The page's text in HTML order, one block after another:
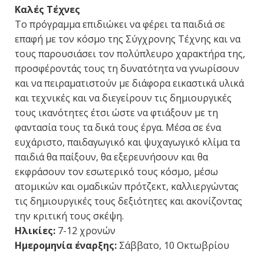
Καλές Τέχνες
Το πρόγραμμα επιδιώκει να φέρει τα παιδιά σε
επαφή με τον κόσμο της Σύγχρονης Τέχνης και να
τους παρουσιάσει τον πολύπλευρο χαρακτήρα της,
προσφέροντάς τους τη δυνατότητα να γνωρίσουν
και να πειραματιστούν με διάφορα εικαστικά υλικά
και τεχνικές και να διεγείρουν τις δημιουργικές
τους ικανότητες έτσι ώστε να φτιάξουν με τη
φαντασία τους τα δικά τους έργα. Μέσα σε ένα
ευχάριστο, παιδαγωγικό και ψυχαγωγικό κλίμα τα
παιδιά θα παίξουν, θα εξερευνήσουν και θα
εκφράσουν τον εσωτερικό τους κόσμο, μέσω
ατομικών και ομαδικών πρότζεκτ, καλλιεργώντας
τις δημιουργικές τους δεξιότητες και ακονίζοντας
την κριτική τους σκέψη.
Ηλικίες: 7-12 χρονών
Ημερομηνία έναρξης: Σάββατο, 10 Οκτωβρίου